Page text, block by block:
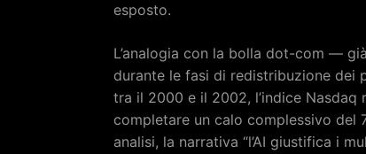
esposto.
L’analogia con la bolla dot-com —
durante le fasi di redistribuzione dei
tra il 2000 e il 2002, l’indice Nasdaq
completare un calo complessivo del
analisi, la narrativa “l’AI giustifica i